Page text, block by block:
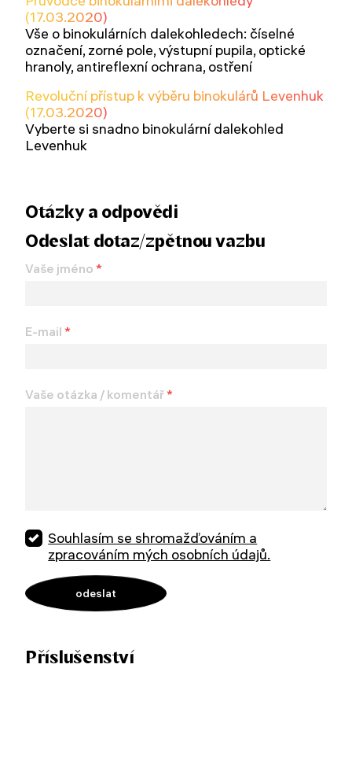
(17.03.2020)
Vše o binokulárních dalekohledech: číselné
označení, zorné pole, výstupní pupila, optické
hranoly, antireflexní ochrana, ostření
Revoluční přístup k výběru binokulárů Levenhuk
(17.03.2020)
Vyberte si snadno binokulární dalekohled
Levenhuk
Otázky a odpovědi
Odeslat dotaz/zpětnou vazbu
Vaše jméno *
E-mail *
Vaše otázka / komentář*
Souhlasím se shromažďováním a
zpracováním mých osobních údajů.
Příslušenství